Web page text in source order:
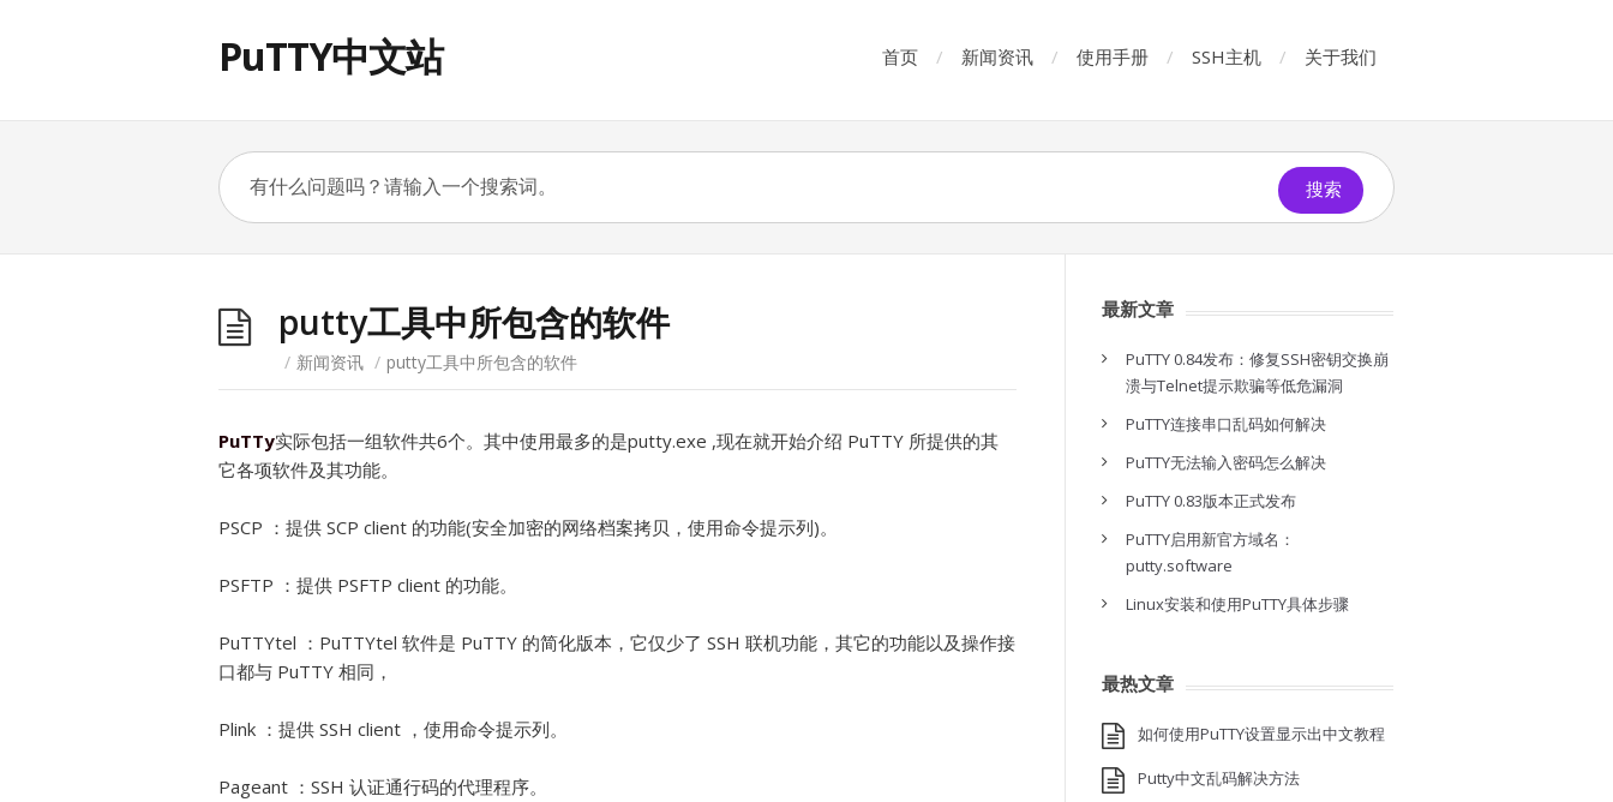
PuTTY中文站 首页 新闻资讯 使用手册 SSH主机 关于我们
搜索
putty工具中所包含的软件
/ 新闻资讯 / putty工具中所包含的软件
PuTTy实际包括一组软件共6个。其中使用最多的是putty.exe ,现在就开始介绍 PuTTY 所提供的其
它各项软件及其功能。
PSCP ：提供 SCP client 的功能(安全加密的网络档案拷贝，使用命令提示列)。
PSFTP ：提供 PSFTP client 的功能。
PuTTYtel ：PuTTYtel 软件是 PuTTY 的简化版本，它仅少了 SSH 联机功能，其它的功能以及操作接
口都与 PuTTY 相同，
Plink ：提供 SSH client ，使用命令提示列。
Pageant ：SSH 认证通行码的代理程序。
最新文章
PuTTY 0.84发布：修复SSH密钥交换崩
溃与Telnet提示欺骗等低危漏洞
PuTTY连接串口乱码如何解决
PuTTY无法输入密码怎么解决
PuTTY 0.83版本正式发布
PuTTY启用新官方域名：
putty.software
Linux安装和使用PuTTY具体步骤
最热文章
如何使用PuTTY设置显示出中文教程
Putty中文乱码解决方法